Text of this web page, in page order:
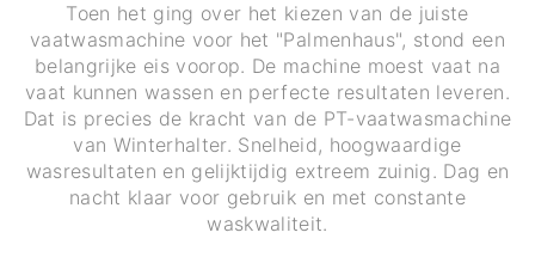
Toen het ging over het kiezen van de juiste
vaatwasmachine voor het "Palmenhaus", stond een
belangrijke eis voorop. De machine moest vaat na
vaat kunnen wassen en perfecte resultaten leveren.
Dat is precies de kracht van de PT-vaatwasmachine
van Winterhalter. Snelheid, hoogwaardige
wasresultaten en gelijktijdig extreem zuinig. Dag en
nacht klaar voor gebruik en met constante
waskwaliteit.